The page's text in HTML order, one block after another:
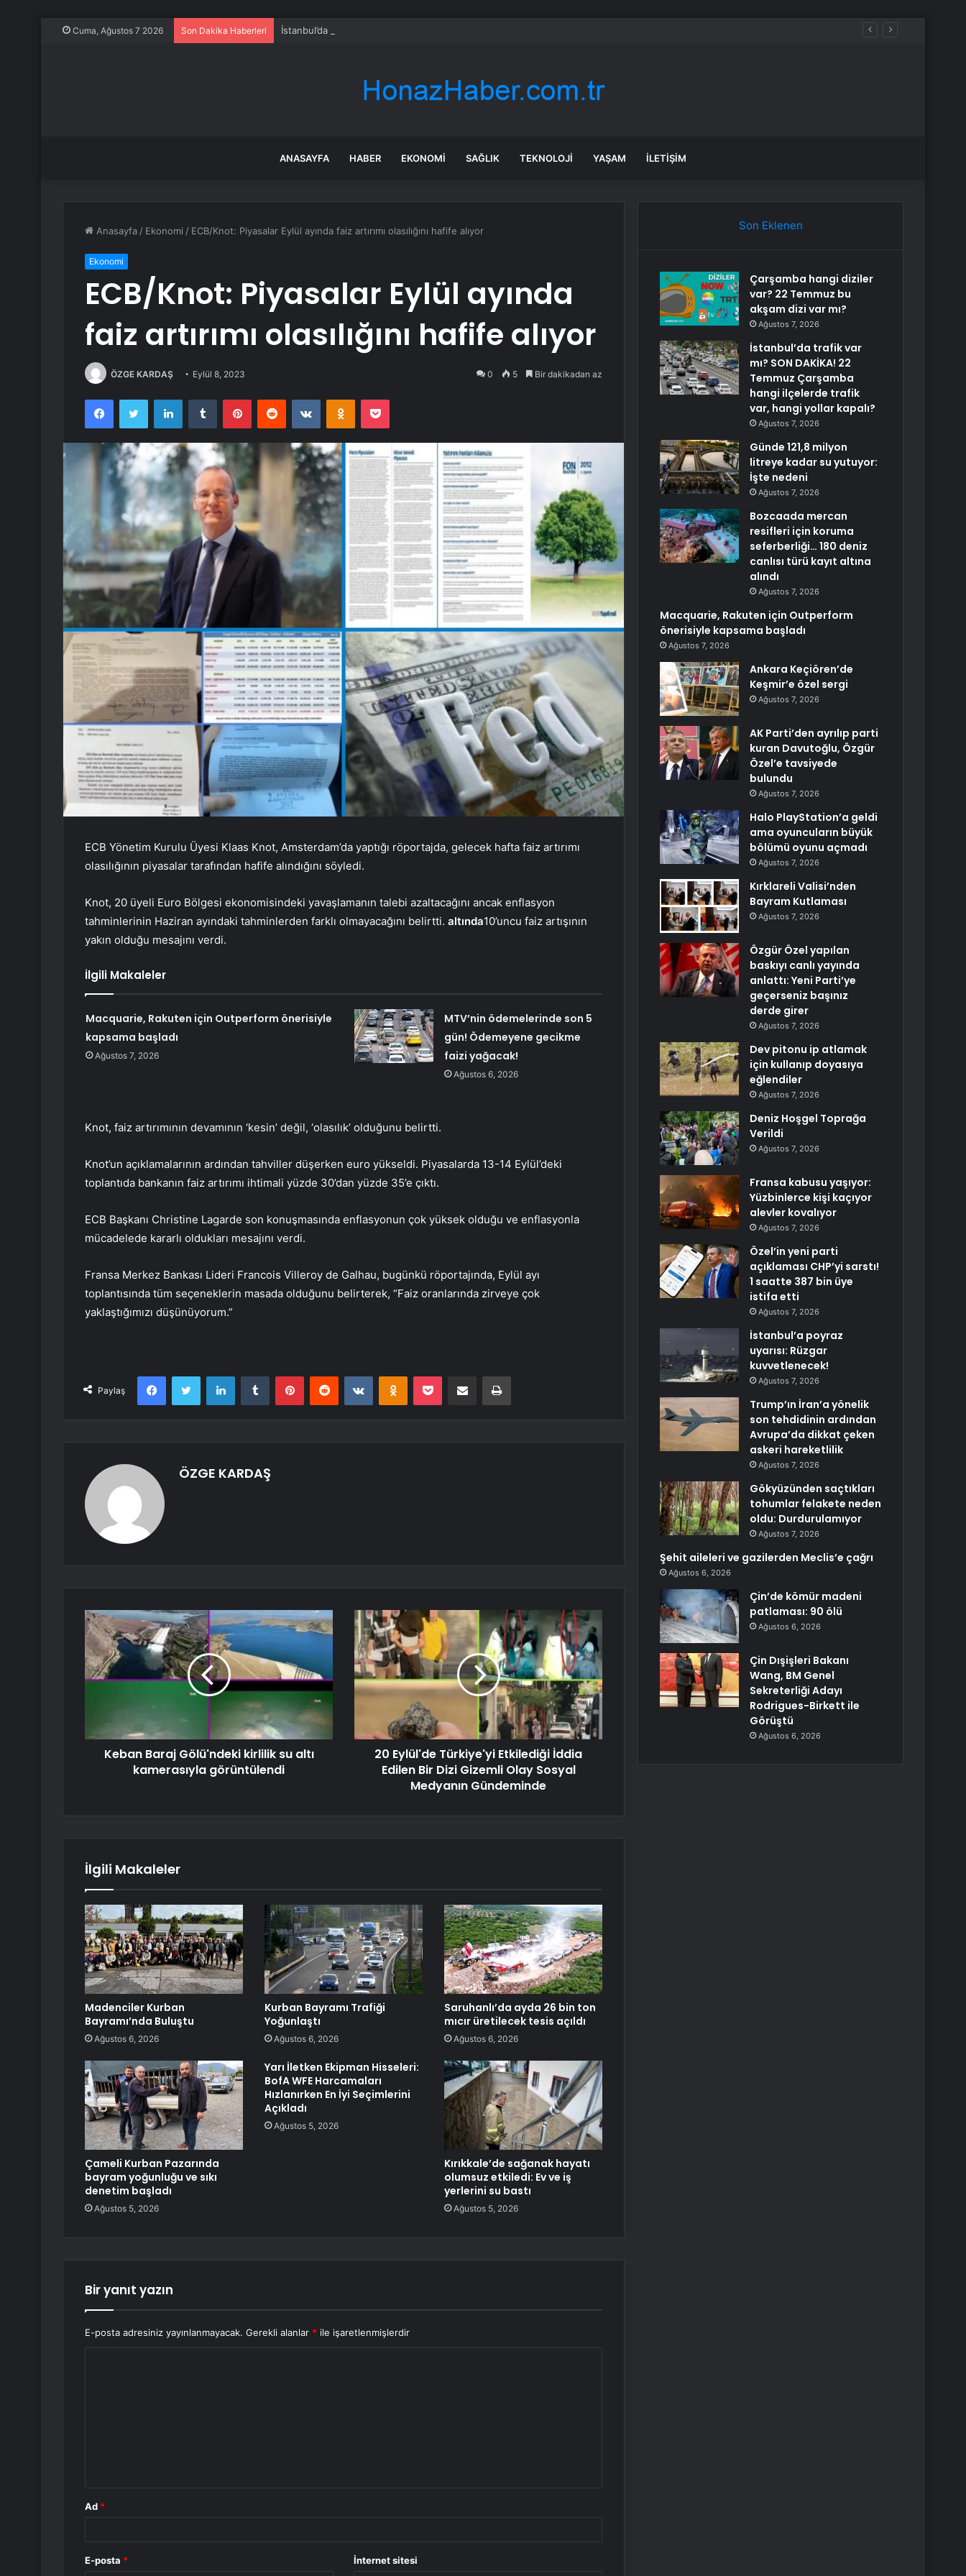
Cuma, Ağustos 7 2026 Son Dakika Haberleri İstanbul’da trafik var mı? SON DAKİKA! 22 Temmuz Çarşamba hangi ilçelerde trafik var, hangi yollar kapalı?
ANASAYFA HABER EKONOMI SAĞLIK TEKNOLOJI YAŞAM İLETIŞIM
Anasayfa / Ekonomi / ECB/Knot: Piyasalar Eylül ayında faiz artırımı olasılığını hafife alıyor
Ekonomi
ECB/Knot: Piyasalar Eylül ayında
faiz artırımı olasılığını hafife alıyor
ÖZGE KARDAŞ Eylül 8, 2023 0 5 Bir dakikadan az
FacebookTwitter LinkedInTumblr PinterestReddit VKontakteOdnoklassniki
Pocket
ECB Yönetim Kurulu Üyesi Klaas Knot, Amsterdam’da yaptığı röportajda, gelecek hafta faiz artırımı
olasılığının piyasalar tarafından hafife alındığını söyledi.
Knot, 20 üyeli Euro Bölgesi ekonomisindeki yavaşlamanın talebi azaltacağını ancak enflasyon
tahminlerinin Haziran ayındaki tahminlerden farklı olmayacağını belirtti. altında10’uncu faiz artışının
yakın olduğu mesajını verdi.
İlgili Makaleler
Macquarie, Rakuten için Outperform önerisiyle
kapsama başladı
Ağustos 7, 2026
MTV’nin ödemelerinde son 5
gün! Ödemeyene gecikme
faizi yağacak!
Ağustos 6, 2026
Knot, faiz artırımının devamının ‘kesin’ değil, ‘olasılık’ olduğunu belirtti.
Knot’un açıklamalarının ardından tahviller düşerken euro yükseldi. Piyasalarda 13-14 Eylül’deki
toplantıda bankanın faiz artırımı ihtimali yüzde 30’dan yüzde 35’e çıktı.
ECB Başkanı Christine Lagarde son konuşmasında enflasyonun çok yüksek olduğu ve enflasyonla
mücadelede kararlı oldukları mesajını verdi.
Fransa Merkez Bankası Lideri Francois Villeroy de Galhau, bugünkü röportajında, Eylül ayı
toplantısında tüm seçeneklerin masada olduğunu belirterek, “Faiz oranlarında zirveye çok
yaklaştığımızı düşünüyorum.”
Paylaş
FacebookTwitter LinkedInTumblr PinterestReddit VKontakteOdnoklassniki
Pocket E-Posta ile paylaş Yazdır
ÖZGE KARDAŞ
Keban Baraj Gölü'ndeki kirlilik su altı
kamerasıyla görüntülendi
20 Eylül'de Türkiye'yi Etkilediği İddia
Edilen Bir Dizi Gizemli Olay Sosyal
Medyanın Gündeminde
İlgili Makaleler
Madenciler Kurban
Bayramı’nda Buluştu
Ağustos 6, 2026
Kurban Bayramı Trafiği
Yoğunlaştı
Ağustos 6, 2026
Saruhanlı’da ayda 26 bin ton
mıcır üretilecek tesis açıldı
Ağustos 6, 2026
Çameli Kurban Pazarında
bayram yoğunluğu ve sıkı
denetim başladı
Ağustos 5, 2026
Yarı İletken Ekipman Hisseleri:
BofA WFE Harcamaları
Hızlanırken En İyi Seçimlerini
Açıkladı
Ağustos 5, 2026
Kırıkkale’de sağanak hayatı
olumsuz etkiledi: Ev ve iş
yerlerini su bastı
Ağustos 5, 2026
Bir yanıt yazın
E-posta adresiniz yayınlanmayacak. Gerekli alanlar * ile işaretlenmişlerdir
Ad *
E-posta * İnternet sitesi
Son Eklenen
Çarşamba hangi diziler
var? 22 Temmuz bu
akşam dizi var mı?
Ağustos 7, 2026
İstanbul’da trafik var
mı? SON DAKİKA! 22
Temmuz Çarşamba
hangi ilçelerde trafik
var, hangi yollar kapalı?
Ağustos 7, 2026
Günde 121,8 milyon
litreye kadar su yutuyor:
İşte nedeni
Ağustos 7, 2026
Bozcaada mercan
resifleri için koruma
seferberliği… 180 deniz
canlısı türü kayıt altına
alındı
Ağustos 7, 2026
Macquarie, Rakuten için Outperform
önerisiyle kapsama başladı
Ağustos 7, 2026
Ankara Keçiören’de
Keşmir’e özel sergi
Ağustos 7, 2026
AK Parti’den ayrılıp parti
kuran Davutoğlu, Özgür
Özel’e tavsiyede
bulundu
Ağustos 7, 2026
Halo PlayStation’a geldi
ama oyuncuların büyük
bölümü oyunu açmadı
Ağustos 7, 2026
Kırklareli Valisi’nden
Bayram Kutlaması
Ağustos 7, 2026
Özgür Özel yapılan
baskıyı canlı yayında
anlattı: Yeni Parti’ye
geçerseniz başınız
derde girer
Ağustos 7, 2026
Dev pitonu ip atlamak
için kullanıp doyasıya
eğlendiler
Ağustos 7, 2026
Deniz Hoşgel Toprağa
Verildi
Ağustos 7, 2026
Fransa kabusu yaşıyor:
Yüzbinlerce kişi kaçıyor
alevler kovalıyor
Ağustos 7, 2026
Özel’in yeni parti
açıklaması CHP’yi sarstı!
1 saatte 387 bin üye
istifa etti
Ağustos 7, 2026
İstanbul’a poyraz
uyarısı: Rüzgar
kuvvetlenecek!
Ağustos 7, 2026
Trump’ın İran’a yönelik
son tehdidinin ardından
Avrupa’da dikkat çeken
askeri hareketlilik
Ağustos 7, 2026
Gökyüzünden saçtıkları
tohumlar felakete neden
oldu: Durdurulamıyor
Ağustos 7, 2026
Şehit aileleri ve gazilerden Meclis’e çağrı
Ağustos 6, 2026
Çin’de kömür madeni
patlaması: 90 ölü
Ağustos 6, 2026
Çin Dışişleri Bakanı
Wang, BM Genel
Sekreterliği Adayı
Rodrigues-Birkett ile
Görüştü
Ağustos 6, 2026